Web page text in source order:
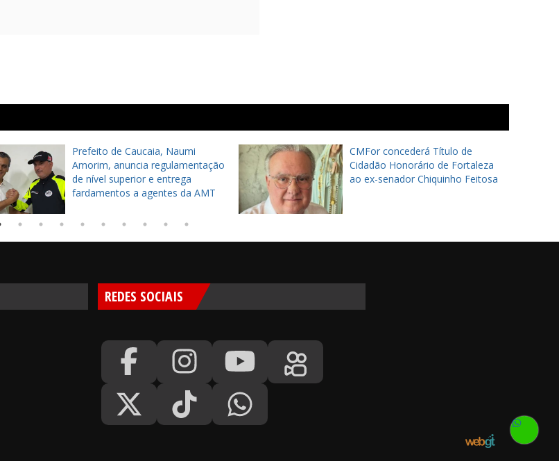
Prefeito de Caucaia, Naumi
Amorim, anuncia regulamentação
de nível superior e entrega
fardamentos a agentes da AMT
CMFor concederá Título de
Cidadão Honorário de Fortaleza
ao ex-senador Chiquinho Feitosa
REDES SOCIAIS